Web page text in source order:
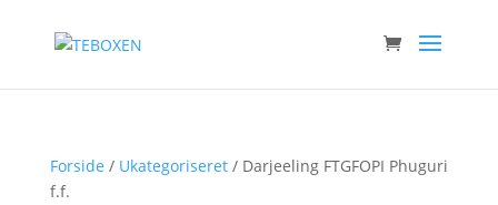
Forside / Ukategoriseret/ Darjeeling FTGFOPI Phuguri
f.f.